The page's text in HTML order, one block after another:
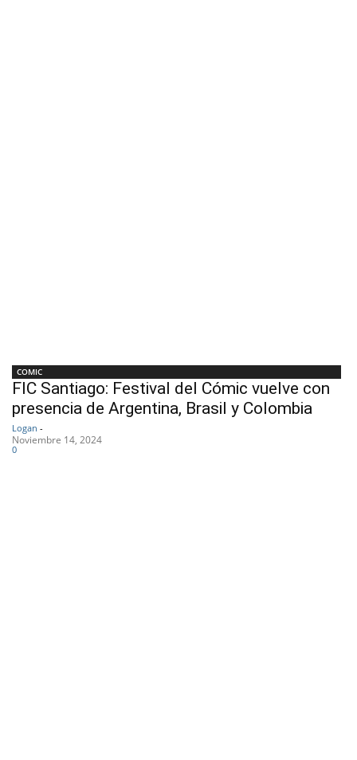
COMIC
FIC Santiago: Festival del Cómic vuelve con
presencia de Argentina, Brasil y Colombia
Logan -
Noviembre 14, 2024
0